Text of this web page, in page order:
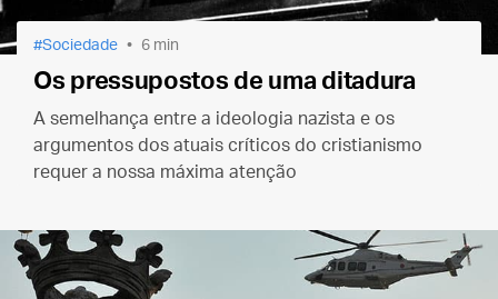
Sociedade 6 min
Os pressupostos de uma ditadura
A semelhança entre a ideologia nazista e os
argumentos dos atuais críticos do cristianismo
requer a nossa máxima atenção